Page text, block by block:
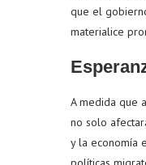
que el
materialice
A medida que
no solo
y la economía